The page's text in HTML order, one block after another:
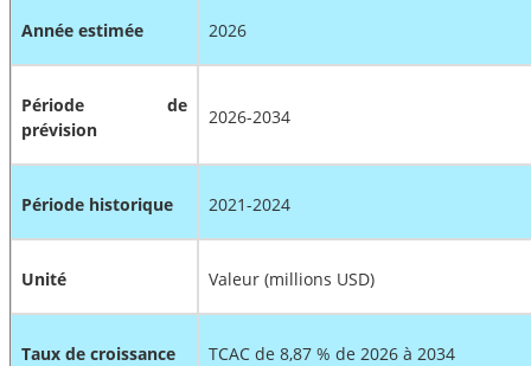
Année estimée 2026
Période de
prévision
2026-2034
Période historique 2021-2024
Unité Valeur (millions USD)
Taux de croissance TCAC de 8,87 % de 2026 à 2034